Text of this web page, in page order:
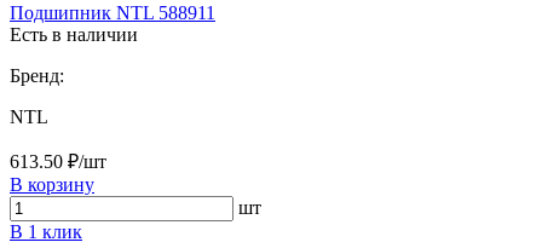
Подшипник NTL 588911
Есть в наличии
Бренд:
NTL
613.50 ₽/шт
В корзину
шт
В 1 клик